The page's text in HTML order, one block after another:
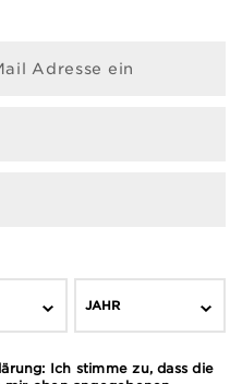
Adresse ein
JAHR
Ich stimme zu, dass die